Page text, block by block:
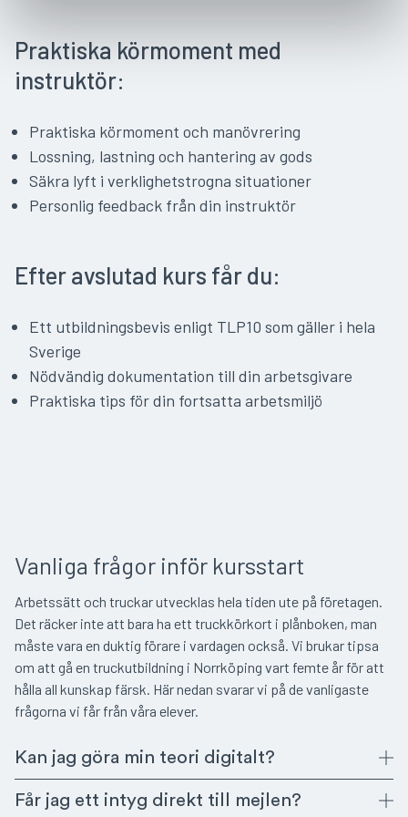
Praktiska körmoment med
instruktör:
Praktiska körmoment och manövrering
Lossning, lastning och hantering av gods
Säkra lyft i verklighetstrogna situationer
Personlig feedback från din instruktör
Efter avslutad kurs får du:
Ett utbildningsbevis enligt TLP10 som gäller i hela
Sverige
Nödvändig dokumentation till din arbetsgivare
Praktiska tips för din fortsatta arbetsmiljö
Vanliga frågor inför kursstart
Arbetssätt och truckar utvecklas hela tiden ute på företagen.
Det räcker inte att bara ha ett truckkörkort i plånboken, man
måste vara en duktig förare i vardagen också. Vi brukar tipsa
om att gå en truckutbildning i Norrköping vart femte år för att
hålla all kunskap färsk. Här nedan svarar vi på de vanligaste
frågorna vi får från våra elever.
Kan jag göra min teori digitalt?
Får jag ett intyg direkt till mejlen?